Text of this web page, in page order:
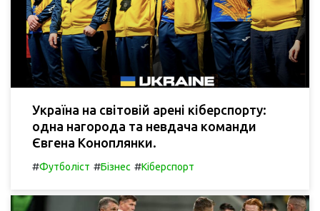
Україна на світовій арені кіберспорту:
одна нагорода та невдача команди
Євгена Коноплянки.
#Футболіст #Бізнес #Кіберспорт